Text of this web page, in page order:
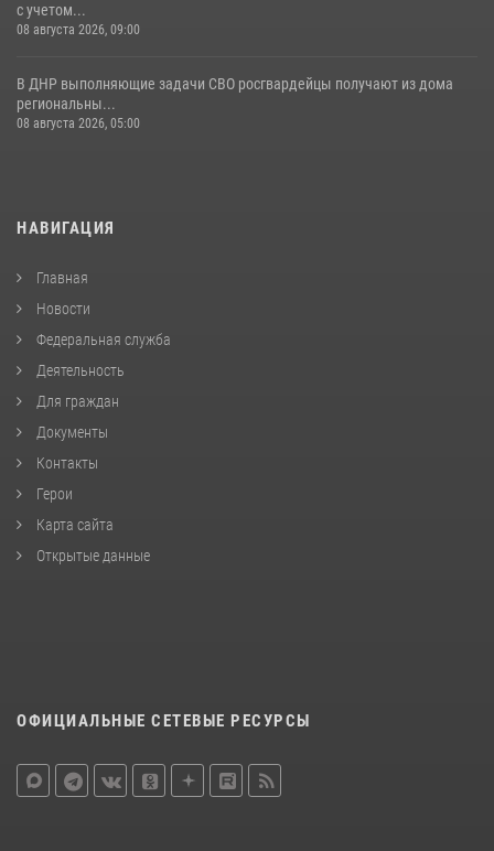
с учетом...
08 августа 2026, 09:00
В ДНР выполняющие задачи СВО росгвардейцы получают из дома
региональны...
08 августа 2026, 05:00
НАВИГАЦИЯ
Главная
Новости
Федеральная служба
Деятельность
Для граждан
Документы
Контакты
Герои
Карта сайта
Открытые данные
ОФИЦИАЛЬНЫЕ СЕТЕВЫЕ РЕСУРСЫ